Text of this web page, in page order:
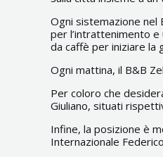
Ogni sistemazione nel
per l’intrattenimento
da caffè per iniziare la
Ogni mattina, il B&B
Per coloro che
Giuliano, situati
Infine, la posizione è
Internazionale